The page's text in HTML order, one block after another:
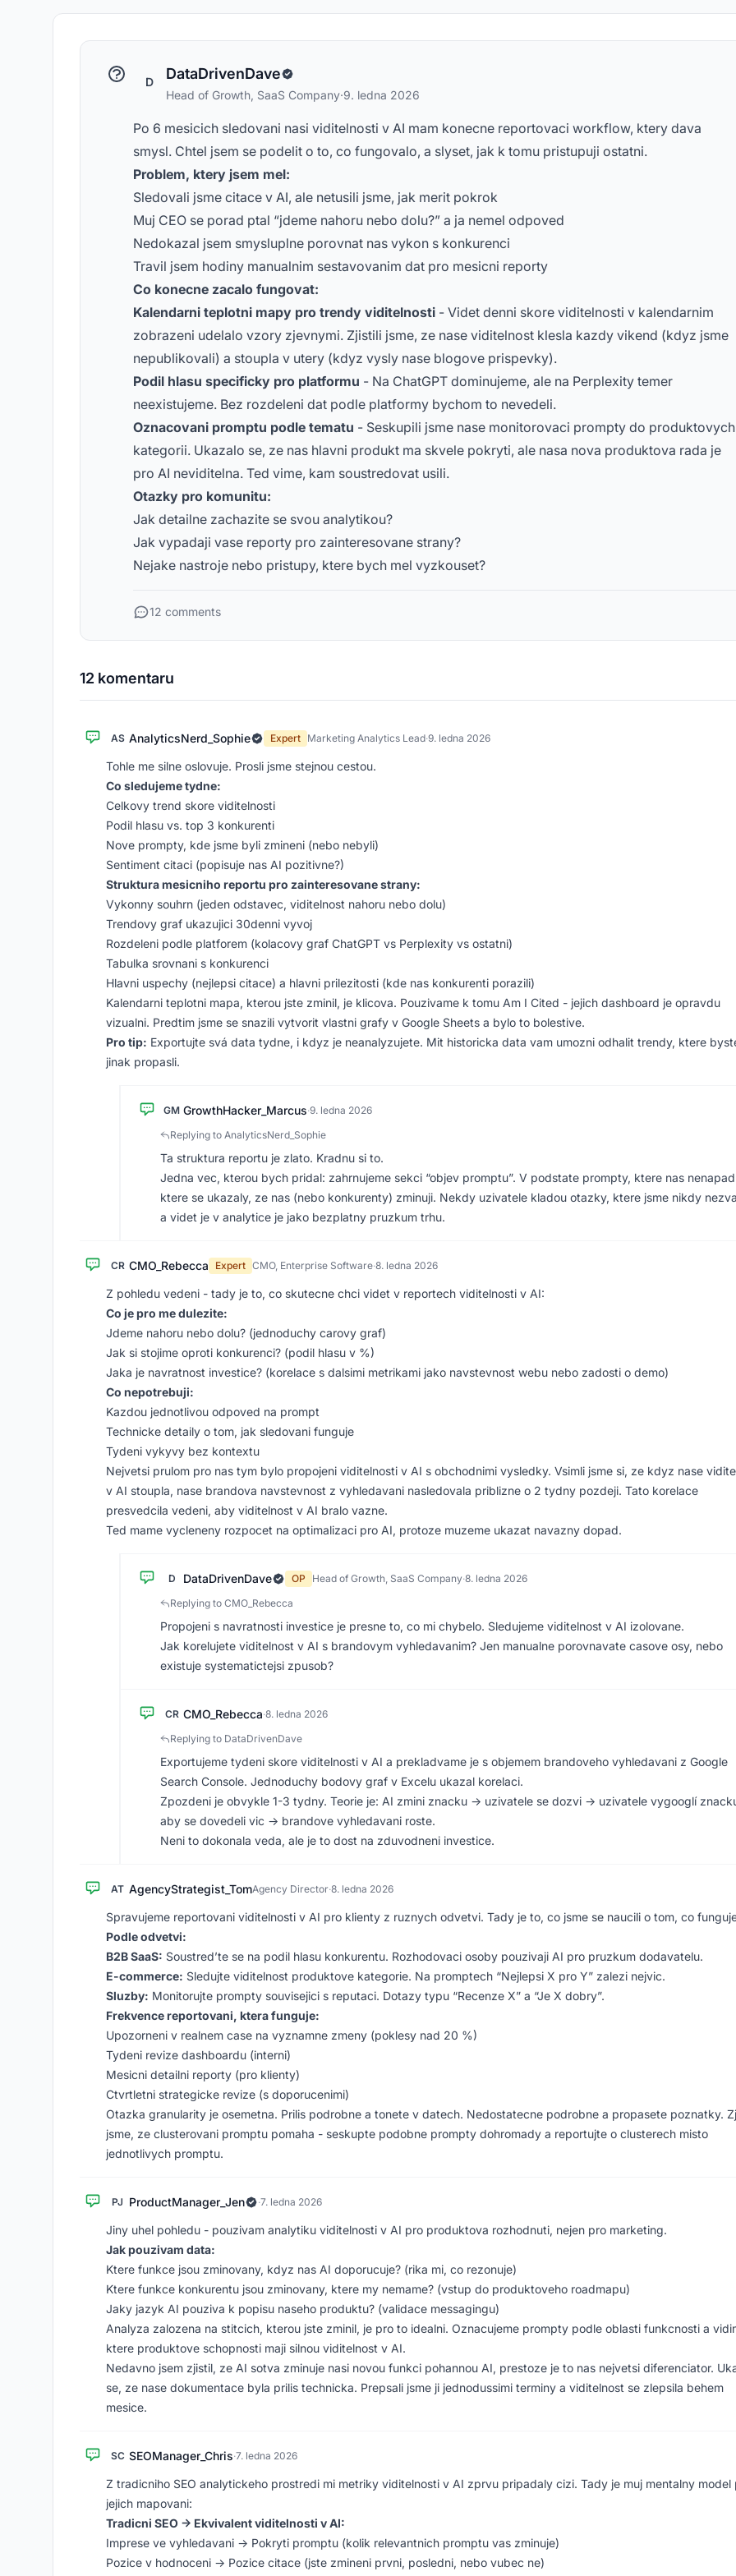
D DataDrivenDave
Head of Growth, SaaS Company·9. ledna 2026
Po 6 mesicich sledovani nasi viditelnosti v AI mam konecne reportovaci workflow, ktery dava
smysl. Chtel jsem se podelit o to, co fungovalo, a slyset, jak k tomu pristupuji ostatni.
Problem, ktery jsem mel:
Sledovali jsme citace v AI, ale netusili jsme, jak merit pokrok
Muj CEO se porad ptal “jdeme nahoru nebo dolu?” a ja nemel odpoved
Nedokazal jsem smysluplne porovnat nas vykon s konkurenci
Travil jsem hodiny manualnim sestavovanim dat pro mesicni reporty
Co konecne zacalo fungovat:
Kalendarni teplotni mapy pro trendy viditelnosti - Videt denni skore viditelnosti v kalendarnim
zobrazeni udelalo vzory zjevnymi. Zjistili jsme, ze nase viditelnost klesla kazdy vikend (kdyz jsme
nepublikovali) a stoupla v utery (kdyz vysly nase blogove prispevky).
Podil hlasu specificky pro platformu - Na ChatGPT dominujeme, ale na Perplexity temer
neexistujeme. Bez rozdeleni dat podle platformy bychom to nevedeli.
Oznacovani promptu podle tematu - Seskupili jsme nase monitorovaci prompty do produktovych
kategorii. Ukazalo se, ze nas hlavni produkt ma skvele pokryti, ale nasa nova produktova rada je
pro AI neviditelna. Ted vime, kam soustredovat usili.
Otazky pro komunitu:
Jak detailne zachazite se svou analytikou?
Jak vypadaji vase reporty pro zainteresovane strany?
Nejake nastroje nebo pristupy, ktere bych mel vyzkouset?
12 comments
12 komentaru
AS AnalyticsNerd_Sophie Expert Marketing Analytics Lead·9. ledna 2026
Tohle me silne oslovuje. Prosli jsme stejnou cestou.
Co sledujeme tydne:
Celkovy trend skore viditelnosti
Podil hlasu vs. top 3 konkurenti
Nove prompty, kde jsme byli zmineni (nebo nebyli)
Sentiment citaci (popisuje nas AI pozitivne?)
Struktura mesicniho reportu pro zainteresovane strany:
Vykonny souhrn (jeden odstavec, viditelnost nahoru nebo dolu)
Trendovy graf ukazujici 30denni vyvoj
Rozdeleni podle platforem (kolacovy graf ChatGPT vs Perplexity vs ostatni)
Tabulka srovnani s konkurenci
Hlavni uspechy (nejlepsi citace) a hlavni prilezitosti (kde nas konkurenti porazili)
Kalendarni teplotni mapa, kterou jste zminil, je klicova. Pouzivame k tomu Am I Cited - jejich dashboard je opravdu
vizualni. Predtim jsme se snazili vytvorit vlastni grafy v Google Sheets a bylo to bolestive.
Pro tip: Exportujte svá data tydne, i kdyz je neanalyzujete. Mit historicka data vam umozni odhalit trendy, ktere
jinak propasli.
GM GrowthHacker_Marcus·9. ledna 2026
Replying to AnalyticsNerd_Sophie
Ta struktura reportu je zlato. Kradnu si to.
Jedna vec, kterou bych pridal: zahrnujeme sekci “objev promptu”. V podstate prompty, ktere nas
ktere se ukazaly, ze nas (nebo konkurenty) zminuji. Nekdy uzivatele kladou otazky, ktere jsme nikdy
a videt je v analytice je jako bezplatny pruzkum trhu.
CR CMO_Rebecca Expert CMO, Enterprise Software·8. ledna 2026
Z pohledu vedeni - tady je to, co skutecne chci videt v reportech viditelnosti v AI:
Co je pro me dulezite:
Jdeme nahoru nebo dolu? (jednoduchy carovy graf)
Jak si stojime oproti konkurenci? (podil hlasu v %)
Jaka je navratnost investice? (korelace s dalsimi metrikami jako navstevnost webu nebo zadosti o demo)
Co nepotrebuji:
Kazdou jednotlivou odpoved na prompt
Technicke detaily o tom, jak sledovani funguje
Tydeni vykyvy bez kontextu
Nejvetsi prulom pro nas tym bylo propojeni viditelnosti v AI s obchodnimi vysledky. Vsimli jsme si, ze kdyz nase
v AI stoupla, nase brandova navstevnost z vyhledavani nasledovala priblizne o 2 tydny pozdeji. Tato korelace
presvedcila vedeni, aby viditelnost v AI bralo vazne.
Ted mame vycleneny rozpocet na optimalizaci pro AI, protoze muzeme ukazat navazny dopad.
D DataDrivenDave OP Head of Growth, SaaS Company·8. ledna 2026
Replying to CMO_Rebecca
Propojeni s navratnosti investice je presne to, co mi chybelo. Sledujeme viditelnost v AI izolovane.
Jak korelujete viditelnost v AI s brandovym vyhledavanim? Jen manualne porovnavate casove osy, nebo
existuje systematictejsi zpusob?
CR CMO_Rebecca·8. ledna 2026
Replying to DataDrivenDave
Exportujeme tydeni skore viditelnosti v AI a prekladvame je s objemem brandoveho vyhledavani z Google
Search Console. Jednoduchy bodovy graf v Excelu ukazal korelaci.
Zpozdeni je obvykle 1-3 tydny. Teorie je: AI zmini znacku -> uzivatele se dozvi -> uzivatele vygooglí
aby se dovedeli vic -> brandove vyhledavani roste.
Neni to dokonala veda, ale je to dost na zduvodneni investice.
AT AgencyStrategist_TomAgency Director·8. ledna 2026
Spravujeme reportovani viditelnosti v AI pro klienty z ruznych odvetvi. Tady je to, co jsme se naucili o tom, co
Podle odvetvi:
B2B SaaS: Soustred’te se na podil hlasu konkurentu. Rozhodovaci osoby pouzivaji AI pro pruzkum dodavatelu.
E-commerce: Sledujte viditelnost produktove kategorie. Na promptech “Nejlepsi X pro Y” zalezi nejvic.
Sluzby: Monitorujte prompty souvisejici s reputaci. Dotazy typu “Recenze X” a “Je X dobry”.
Frekvence reportovani, ktera funguje:
Upozorneni v realnem case na vyznamne zmeny (poklesy nad 20 %)
Tydeni revize dashboardu (interni)
Mesicni detailni reporty (pro klienty)
Ctvrtletni strategicke revize (s doporucenimi)
Otazka granularity je osemetna. Prilis podrobne a tonete v datech. Nedostatecne podrobne a propasete poznatky.
jsme, ze clusterovani promptu pomaha - seskupte podobne prompty dohromady a reportujte o clusterech misto
jednotlivych promptu.
PJ ProductManager_Jen ·7. ledna 2026
Jiny uhel pohledu - pouzivam analytiku viditelnosti v AI pro produktova rozhodnuti, nejen pro marketing.
Jak pouzivam data:
Ktere funkce jsou zminovany, kdyz nas AI doporucuje? (rika mi, co rezonuje)
Ktere funkce konkurentu jsou zminovany, ktere my nemame? (vstup do produktoveho roadmapu)
Jaky jazyk AI pouziva k popisu naseho produktu? (validace messagingu)
Analyza zalozena na stitcich, kterou jste zminil, je pro to idealni. Oznacujeme prompty podle oblasti funkcnosti a
ktere produktove schopnosti maji silnou viditelnost v AI.
Nedavno jsem zjistil, ze AI sotva zminuje nasi novou funkci pohannou AI, prestoze je to nas nejvetsi diferenciator.
se, ze nase dokumentace byla prilis technicka. Prepsali jsme ji jednodussimi terminy a viditelnost se zlepsila behem
mesice.
SC SEOManager_Chris·7. ledna 2026
Z tradicniho SEO analytickeho prostredi mi metriky viditelnosti v AI zprvu pripadaly cizi. Tady je muj mentalny model
jejich mapovani:
Tradicni SEO -> Ekvivalent viditelnosti v AI:
Imprese ve vyhledavani -> Pokryti promptu (kolik relevantnich promptu vas zminuje)
Pozice v hodnoceni -> Pozice citace (jste zmineni prvni, posledni, nebo vubec ne)